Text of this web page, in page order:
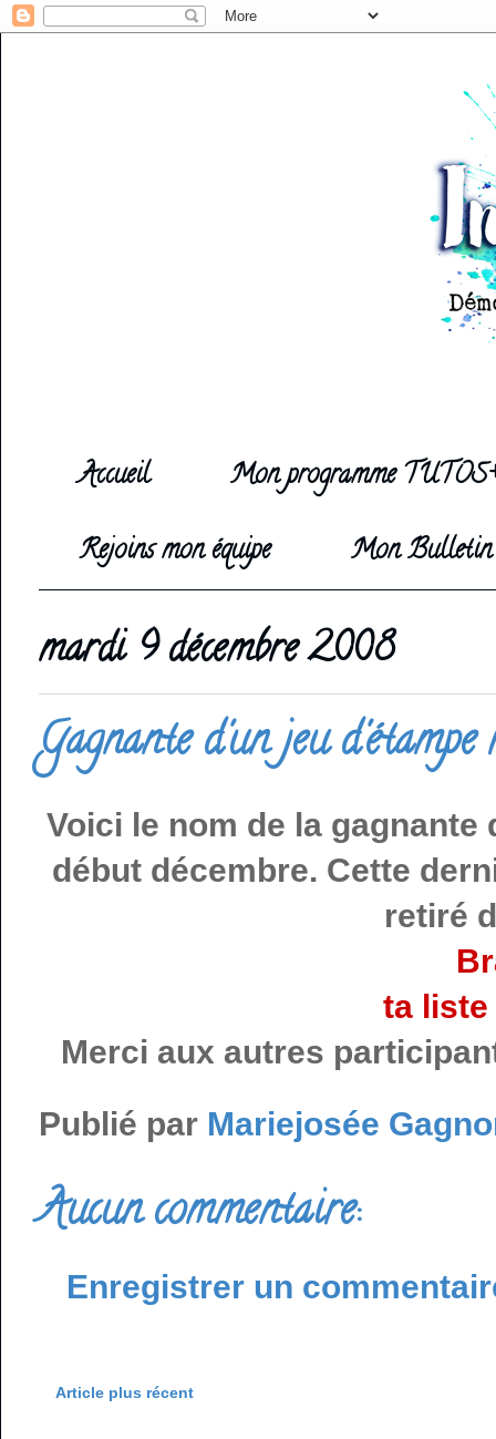
Accueil
Mon programme
Rejoins mon équipe
Mon
mardi 9 décembre 2008
Gagnante d'un jeu
Voici le nom de la
début décembre. Cette
retiré
ta liste
Merci aux autres
Publié par Mariejosée
Aucun commentaire:
Enregistrer un
Article plus récent